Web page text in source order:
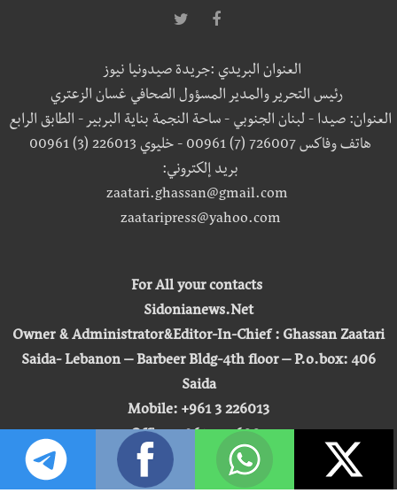
العنوان البريدي :جريدة صيدونيا نيوز
رئيس التحرير والمدير المسؤول الصحافي غسان الزعتري
العنوان: صيدا - لبنان الجنوبي - ساحة النجمة بناية البربير - الطابق الرابع
هاتف وفاكس 726007 (7) 00961 - خليوي 226013 (3) 00961
بريد إلكتروني:
zaatari.ghassan@gmail.com
zaataripress@yahoo.com
For All your contacts
Sidonianews.Net
Owner & Administrator&Editor-In-Chief : Ghassan Zaatari
Saida- Lebanon – Barbeer Bldg-4th floor – P.o.box: 406
Saida
Mobile: +961 3 226013
Office: +961 7 726007
Email:
zaatari.ghassan@gmail.com